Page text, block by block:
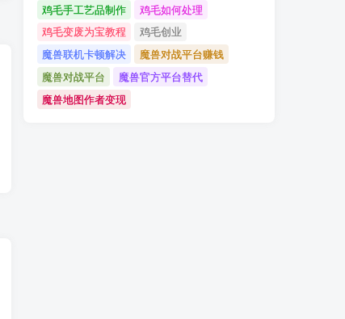
鸡毛手工艺品制作
鸡毛如何处理
鸡毛变废为宝教程
鸡毛创业
魔兽联机卡顿解决
魔兽对战平台赚钱
魔兽对战平台
魔兽官方平台替代
魔兽地图作者变现